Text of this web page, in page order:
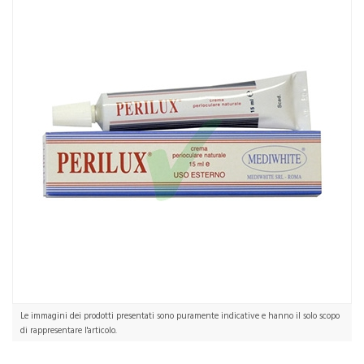
Le immagini dei prodotti presentati sono puramente indicative e hanno il solo scopo
di rappresentare l'articolo.